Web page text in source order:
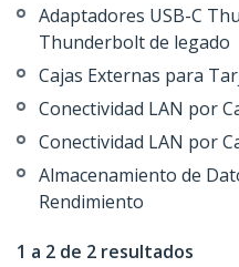
Adaptadores USB-C
Thunderbolt de legado
Cajas Externas para
Conectividad LAN por
Conectividad LAN por
Almacenamiento de
Rendimiento
1 a 2 de 2 resultados